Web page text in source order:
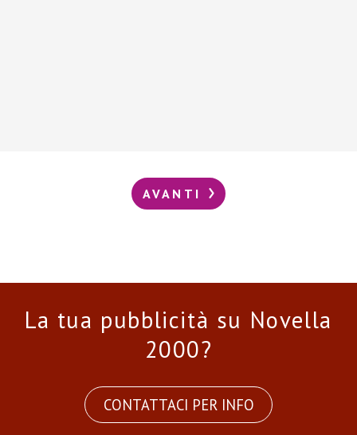
AVANTI
La tua pubblicità su Novella
2000?
CONTATTACI PER INFO